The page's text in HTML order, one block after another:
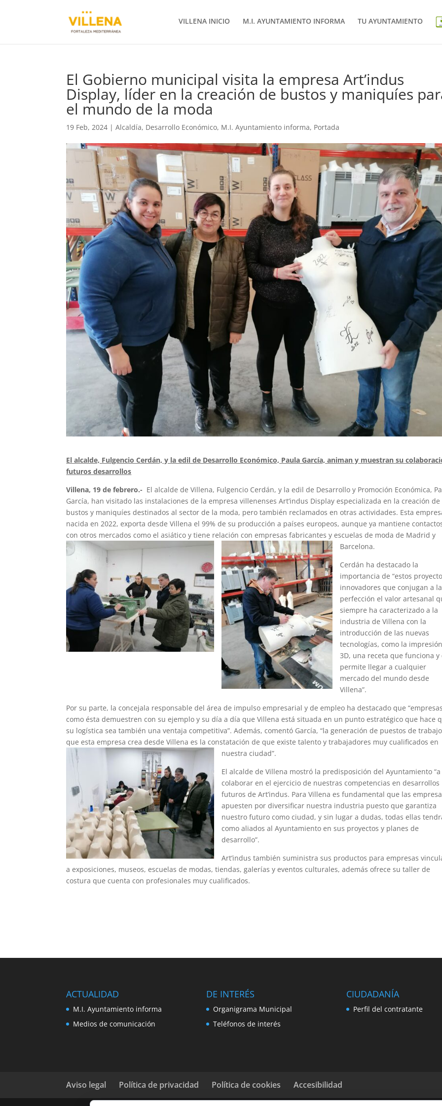
VILLENA INICIO M.I. AYUNTAMIENTO INFORMA TU AYUNTAMIENTO
El Gobierno municipal visita la empresa Art’indus
Display, líder en la creación de bustos y maniquíes
el mundo de la moda
19 Feb, 2024 |Alcaldía, Desarrollo Económico, M.I. Ayuntamiento informa, Portada
El alcalde, Fulgencio Cerdán, y la edil de Desarrollo Económico, Paula García, animan y muestran su
futuros desarrollos
Villena, 19 de febrero.- El alcalde de Villena, Fulgencio Cerdán, y la edil de Desarrollo y Promoción Económica,
García, han visitado las instalaciones de la empresa villenenses Art’indus Display especializada en la creación de
bustos y maniquíes destinados al sector de la moda, pero también reclamados en otras actividades. Esta
nacida en 2022, exporta desde Villena el 99% de su producción a países europeos, aunque ya mantiene
con otros mercados como el asiático y tiene relación con empresas fabricantes y escuelas de moda de Madrid y
Barcelona.
Cerdán ha destacado la
importancia de “estos
innovadores que conjugan a la
perfección el valor artesanal
siempre ha caracterizado a la
industria de Villena con la
introducción de las nuevas
tecnologías, como la
3D, una receta que funciona y
permite llegar a cualquier
mercado del mundo desde
Villena”.
Por su parte, la concejala responsable del área de impulso empresarial y de empleo ha destacado que “empresas
como ésta demuestren con su ejemplo y su día a día que Villena está situada en un punto estratégico que hace
su logística sea también una ventaja competitiva”. Además, comentó García, “la generación de puestos de trabajo
que esta empresa crea desde Villena es la constatación de que existe talento y trabajadores muy cualificados en
nuestra ciudad”.
El alcalde de Villena mostró la predisposición del Ayuntamiento “a
colaborar en el ejercicio de nuestras competencias en desarrollos
futuros de Art’indus. Para Villena es fundamental que las
apuesten por diversificar nuestra industria puesto que garantiza
nuestro futuro como ciudad, y sin lugar a dudas, todas ellas
como aliados al Ayuntamiento en sus proyectos y planes de
desarrollo”.
Art’indus también suministra sus productos para empresas
a exposiciones, museos, escuelas de modas, tiendas, galerías y eventos culturales, además ofrece su taller de
costura que cuenta con profesionales muy cualificados.
ACTUALIDAD
M.I. Ayuntamiento informa
Medios de comunicación
DE INTERÉS
Organigrama Municipal
Teléfonos de interés
CIUDADANÍA
Perfil del contratante
Aviso legal Política de privacidad Política de cookies Accesibilidad